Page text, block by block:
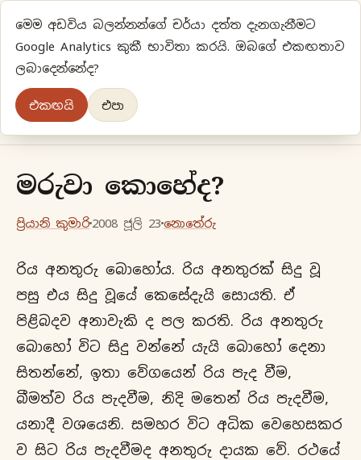
ප්‍රියානිගේ අදහස්‍...
මුල් පිටුවවර්ගීකරණ
මරුවා කොහේද?
ප්‍රියානි කුමාරි 2008 ජූලි 23 නොතේරු
රිය අනතුරු බොහෝය. රිය අනතුරක් සිදු වූ
පසු එය සිදු වූයේ කෙසේදැයි සොයති. ඒ
පිළිබදව අනාවැකි ද පල කරති. රිය අනතුරු
බොහෝ විට සිදු වන්නේ යැයි බොහෝ දෙනා
සිතන්නේ, ඉතා වේගයෙන් රිය පැද වීම,
බීමත්ව රිය පැදවීම, නිදි මතෙන් රිය පැදවීම,
යනාදී වශයෙනි. සමහර විට අධික වෙහෙසකර
ව සිට රිය පැදවීමද අනතුරු දායක වේ. රථයේ
මෙම අඩවිය බලන්නන්ගේ චර්යා දත්ත දැනගැනීමට
Google Analytics කුකී භාවිතා කරයි. ඔබගේ එකඟතාව
ලබාදෙන්නේද?
එකඟයි එපා